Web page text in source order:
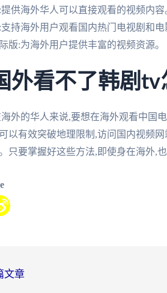
供海外华人可以直接观看的视频内容
持海外用户观看国内热门电视剧和电
版:为海外用户提供丰富的视频资源。
外看不了韩剧tv
外的华人来说,要想在海外观看中国
以有效突破地理限制,访问国内视频
只要掌握好这些方法,即使身在海外,
文章